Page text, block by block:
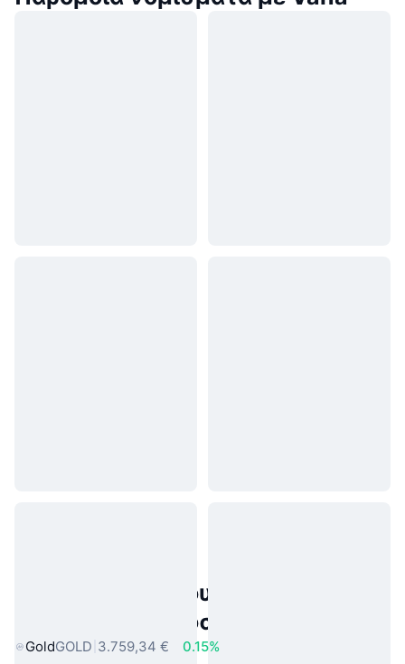
Δημοφιλή περιουσιακά στοιχεία
πραγματικού κόσμου
GoldGOLD 3.759,34 €
0.15%